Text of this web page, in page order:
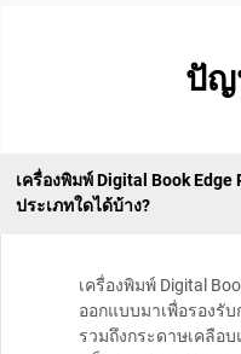
ปัญ
เครื่องพิมพ์ Digital Book
ประเภทใดได้บ้าง?
เครื่องพิมพ์ Digital
ออกแบบมาเพื่อรองรั
รวมถึงกระดาษเคลือ